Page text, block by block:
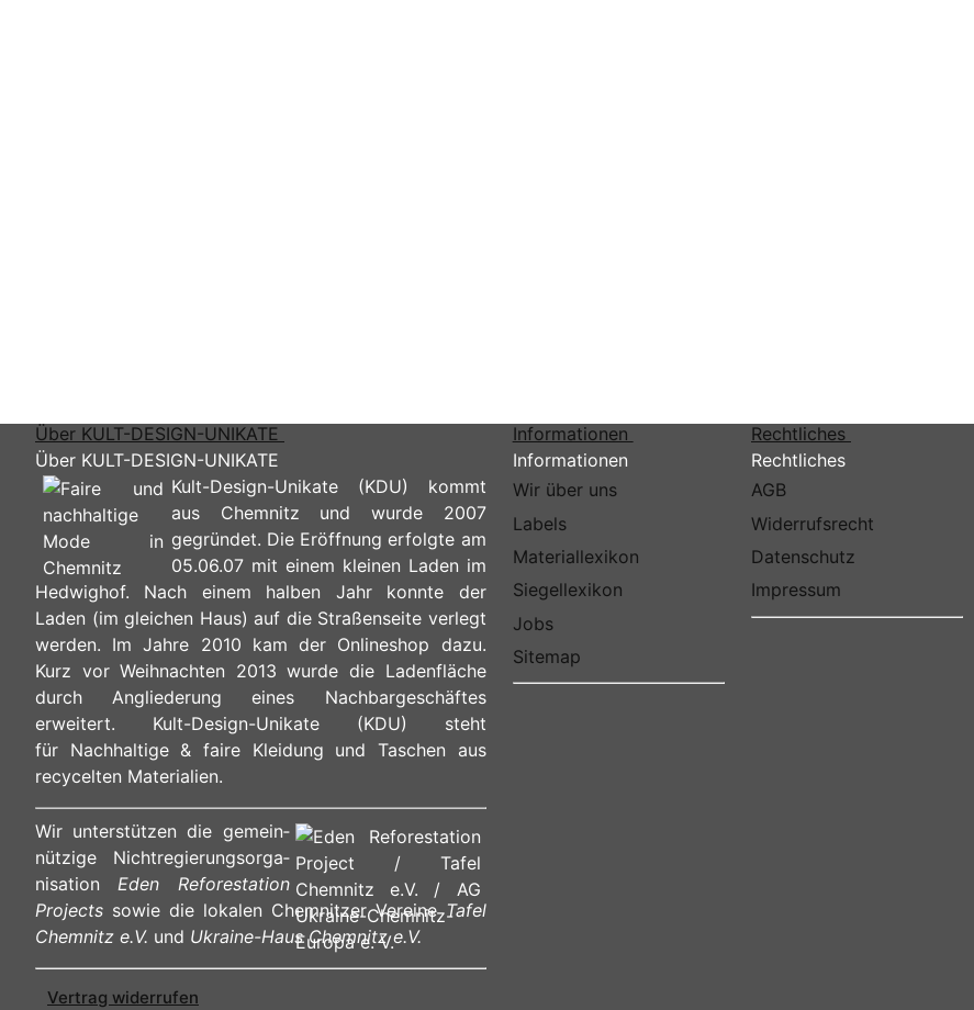
Über KULT-DESIGN-UNIKATE
Über KULT-DESIGN-UNIKATE
Kult-Design-Unikate (KDU) kommt
aus Chemnitz und wurde 2007
gegründet. Die Eröffnung erfolgte am
05.06.07 mit einem kleinen Laden im
Hedwighof. Nach einem halben Jahr konnte der
Laden (im gleichen Haus) auf die Straßenseite verlegt
werden. Im Jahre 2010 kam der Onlineshop dazu.
Kurz vor Weihnachten 2013 wurde die Ladenfläche
durch Angliederung eines Nachbargeschäftes
erweitert. Kult-Design-Unikate (KDU) steht
für Nachhaltige & faire Kleidung und Taschen aus
recycelten Materialien.
Wir unterstützen die ge­mein­
nüt­zi­ge Nicht­re­gie­rungs­or­ga­
ni­sa­ti­onEden Reforestation
Projects sowie die lokalen Chemnitzer VereineTafel
Chemnitz e.V. und Ukraine-Haus Chemnitz e.V.
Informationen
Informationen
Wir über uns
Labels
Materiallexikon
Siegellexikon
Jobs
Sitemap
Rechtliches
Rechtliches
AGB
Widerrufsrecht
Datenschutz
Impressum
Vertrag widerrufen